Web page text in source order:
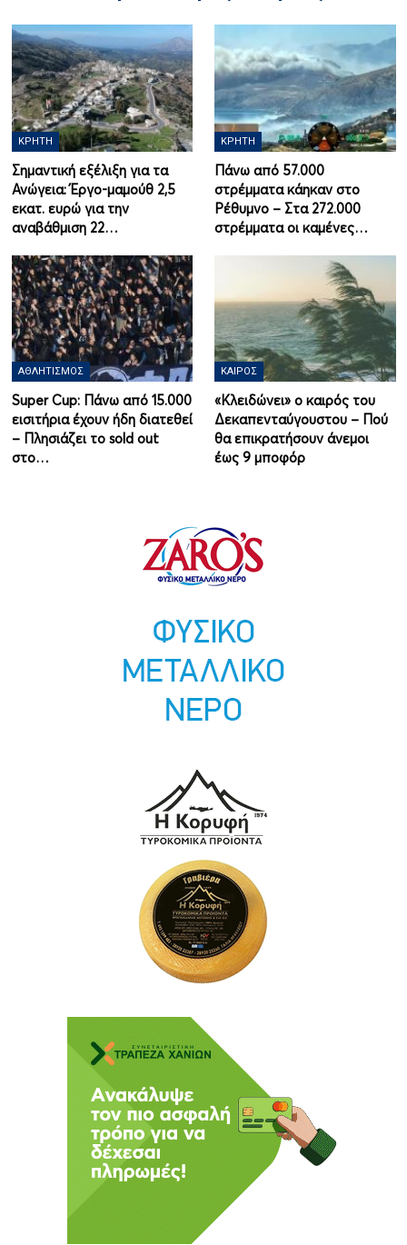
ΚΡΉΤΗ
Σημαντική εξέλιξη για τα
Ανώγεια: Έργο-μαμούθ 2,5
εκατ. ευρώ για την
αναβάθμιση 22…
ΚΡΉΤΗ
Πάνω από 57.000
στρέμματα κάηκαν στο
Ρέθυμνο – Στα 272.000
στρέμματα οι καμένες…
ΑΘΛΗΤΙΣΜΌΣ
Super Cup: Πάνω από 15.000
εισιτήρια έχουν ήδη διατεθεί
– Πλησιάζει το sold out
στο…
ΚΑΙΡΌΣ
«Κλειδώνει» ο καιρός του
Δεκαπενταύγουστου – Πού
θα επικρατήσουν άνεμοι
έως 9 μποφόρ